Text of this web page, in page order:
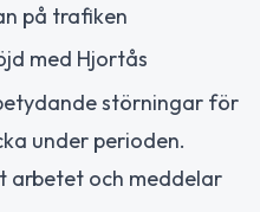
på trafiken
med Hjortås
störningar för
under perioden.
arbetet och meddelar